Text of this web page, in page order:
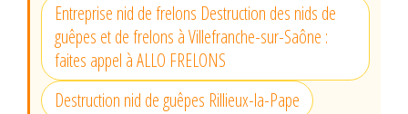
Entreprise nid de frelons Destruction des nids de
guêpes et de frelons à Villefranche-sur-Saône :
faites appel à ALLO FRELONS
Destruction nid de guêpes Rillieux-la-Pape